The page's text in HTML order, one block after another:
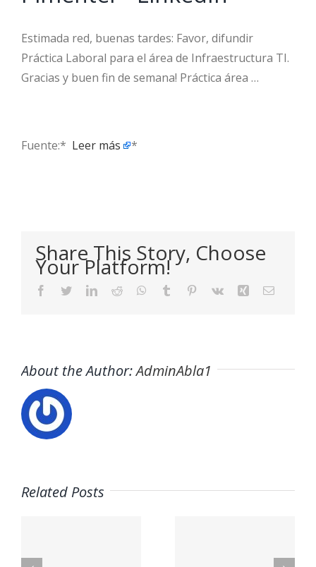
Estimada red, buenas tardes: Favor, difundir
Práctica Laboral para el área de Infraestructura TI.
Gracias y buen fin de semana! Práctica área …
Fuente:* ​ Leer más *
Share This Story, Choose
Your Platform!
Facebook
TwitterLinkedIn
Reddit WhatsApp
Tumblr Pinterest
Vk Xing Email
About the Author:AdminAbla1
Related Posts